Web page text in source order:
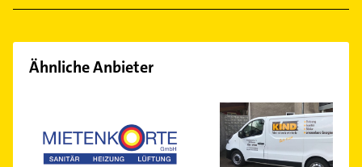
Ähnliche Anbieter